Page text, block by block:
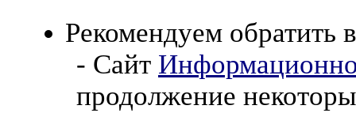
Рекомендуем обратить
- Cайт
продолжение